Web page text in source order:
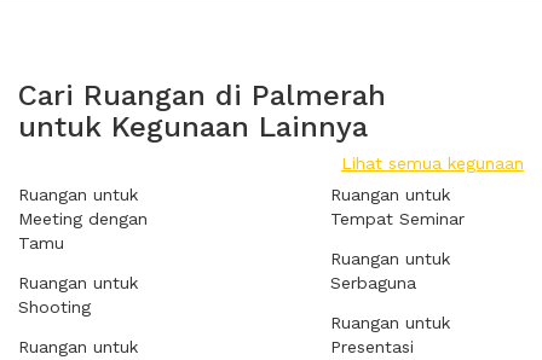
Cari Ruangan di Palmerah
untuk Kegunaan Lainnya
Lihat semua kegunaan
Ruangan untuk
Meeting dengan
Tamu
Ruangan untuk
Shooting
Ruangan untuk
Ruangan untuk
Tempat Seminar
Ruangan untuk
Serbaguna
Ruangan untuk
Presentasi